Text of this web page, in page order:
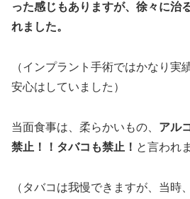
った感じもありますが、徐々に治
れました。
（インプラント手術ではかなり実
安心はしていました）
当面食事は、柔らかいもの、 アル
禁止！！タバコも禁止！ と言われ
（タバコは我慢できますが、当時